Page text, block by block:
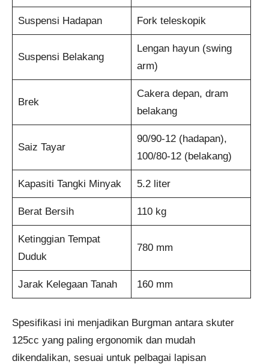
Suspensi Hadapan Fork teleskopik
Suspensi Belakang
Lengan hayun (swing
arm)
Brek
Cakera depan, dram
belakang
Saiz Tayar
90/90-12 (hadapan),
100/80-12 (belakang)
Kapasiti Tangki Minyak 5.2 liter
Berat Bersih 110 kg
Ketinggian Tempat
Duduk
780 mm
Jarak Kelegaan Tanah 160 mm
Spesifikasi ini menjadikan Burgman antara skuter
125cc yang paling ergonomik dan mudah
dikendalikan, sesuai untuk pelbagai lapisan